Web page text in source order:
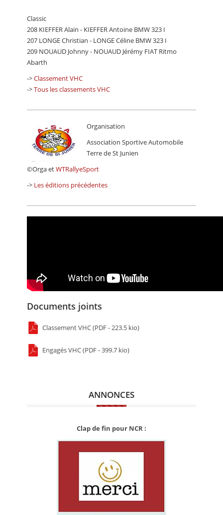
Classic
208 KIEFFER Alain - KIEFFER Antoine BMW 323 I
207 LONGE Christian - LONGE Céline BMW 323 I
209 NOUAUD Johnny - NOUAUD Jérémy FIAT Ritmo
Abarth
->Classement VHC
->Tous les classements VHC
Organisation
Association Sportive Automobile
Terre de St Junien
©Orga etWTRallyeSport
-> Les éditions précédentes
Documents joints
Classement VHC (PDF - 223.5 kio)
Engagés VHC (PDF - 399.7 kio)
ANNONCES
Clap de fin pour NCR :